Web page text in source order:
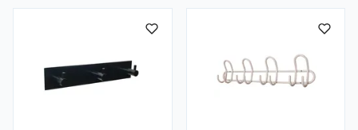
Butikker
Om oss
Våre merkevarer